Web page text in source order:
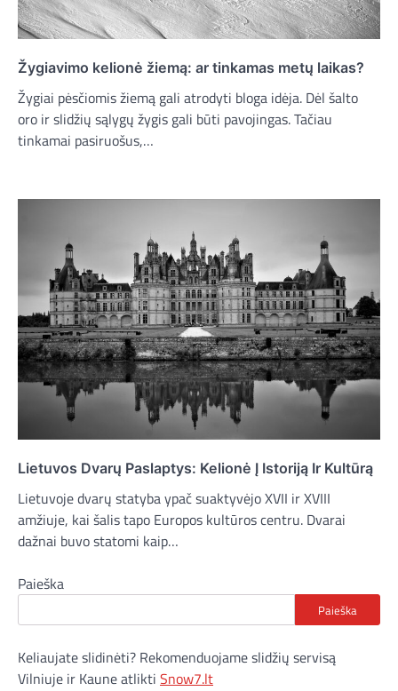
Žygiavimo kelionė žiemą: ar tinkamas metų laikas?
Žygiai pėsčiomis žiemą gali atrodyti bloga idėja. Dėl šalto
oro ir slidžių sąlygų žygis gali būti pavojingas. Tačiau
tinkamai pasiruošus,…
Lietuvos Dvarų Paslaptys: Kelionė Į Istoriją Ir Kultūrą
Lietuvoje dvarų statyba ypač suaktyvėjo XVII ir XVIII
amžiuje, kai šalis tapo Europos kultūros centru. Dvarai
dažnai buvo statomi kaip…
Paieška
Paieška
Keliaujate slidinėti? Rekomenduojame slidžių servisą
Vilniuje ir Kaune atlikti Snow7.lt